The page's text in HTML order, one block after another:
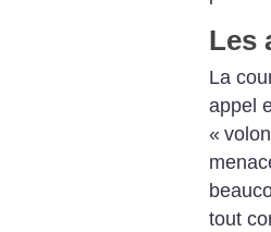
Les
La
appel
«
tout